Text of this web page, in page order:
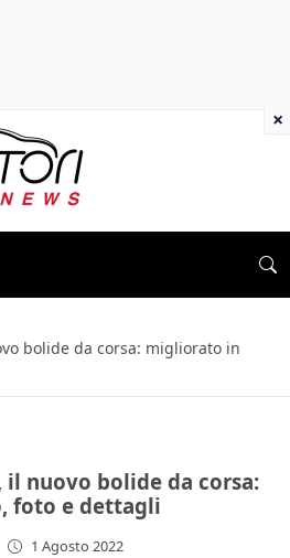
bolide da corsa: migliorato in
il nuovo bolide da corsa:
foto e dettagli
1 Agosto 2022
×